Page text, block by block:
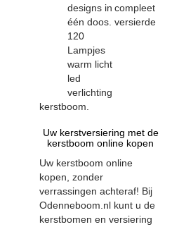
designs in
één doos.
120
Lampjes
warm licht
led
verlichting
compleet
versierde
kerstboom.
Uw kerstversiering met de
kerstboom online kopen
Uw kerstboom online
kopen, zonder
verrassingen achteraf! Bij
Odenneboom.nl kunt u de
kerstbomen en versiering